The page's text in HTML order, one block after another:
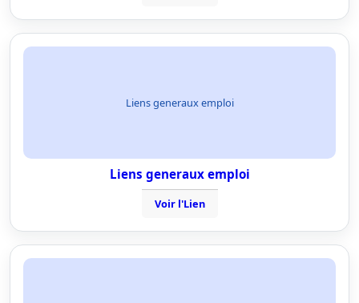
Liens generaux emploi
Liens generaux emploi
Voir l'Lien